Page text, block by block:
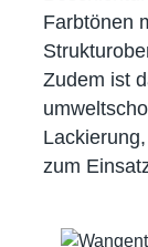
Farbtönen
Zudem ist
zum